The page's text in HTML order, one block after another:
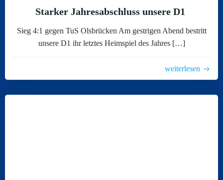
Starker Jahresabschluss unsere D1
Sieg 4:1 gegen TuS Olsbrücken Am gestrigen Abend bestritt
unsere D1 ihr letztes Heimspiel des Jahres […]
weiterlesen